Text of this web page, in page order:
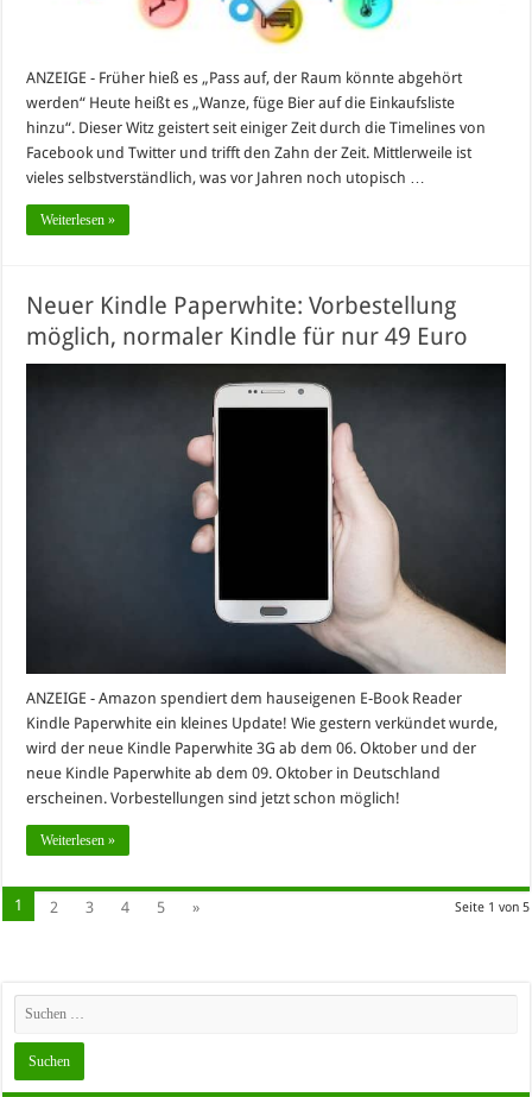
ANZEIGE - Früher hieß es „Pass auf, der Raum könnte abgehört
werden“ Heute heißt es „Wanze, füge Bier auf die Einkaufsliste
hinzu“. Dieser Witz geistert seit einiger Zeit durch die Timelines von
Facebook und Twitter und trifft den Zahn der Zeit. Mittlerweile ist
vieles selbstverständlich, was vor Jahren noch utopisch …
Weiterlesen »
Neuer Kindle Paperwhite: Vorbestellung
möglich, normaler Kindle für nur 49 Euro
ANZEIGE - Amazon spendiert dem hauseigenen E-Book Reader
Kindle Paperwhite ein kleines Update! Wie gestern verkündet wurde,
wird der neue Kindle Paperwhite 3G ab dem 06. Oktober und der
neue Kindle Paperwhite ab dem 09. Oktober in Deutschland
erscheinen. Vorbestellungen sind jetzt schon möglich!
Weiterlesen »
Seite 1 von 5
1 2 3 4 5 »